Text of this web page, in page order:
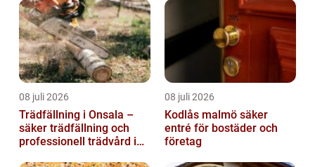
08 juli 2026
Trädfällning i Onsala –
säker trädfällning och
professionell trädvård i
08 juli 2026
Kodlås malmö säker
entré för bostäder och
företag